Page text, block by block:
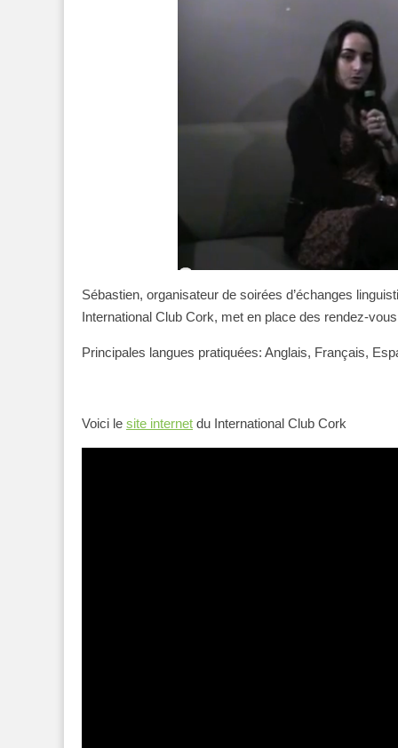
Sébastien, organisateur de soirées d’échanges
International Club Cork, met en place des rendez-
Principales langues pratiquées: Anglais, Français,
Voici le site internet du International Club Cork